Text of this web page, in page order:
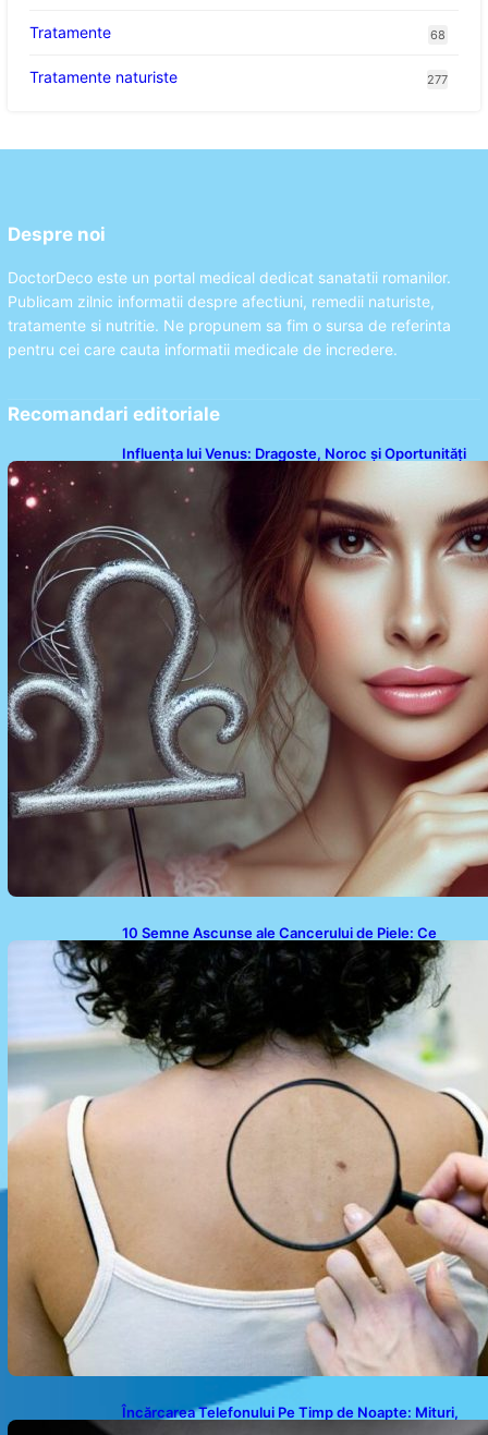
Tratamente 68
Tratamente naturiste 277
Despre noi
DoctorDeco este un portal medical dedicat sanatatii romanilor.
Publicam zilnic informatii despre afectiuni, remedii naturiste,
tratamente si nutritie. Ne propunem sa fim o sursa de referinta
pentru cei care cauta informatii medicale de incredere.
Recomandari editoriale
Influența lui Venus: Dragoste, Noroc și Oportunități
pentru Tauri și Balanțe în Weekendul 8-9 August
10 Semne Ascunse ale Cancerului de Piele: Ce
Trebuie să Știm pentru a Ne Proteja
Încărcarea Telefonului Pe Timp de Noapte: Mituri,